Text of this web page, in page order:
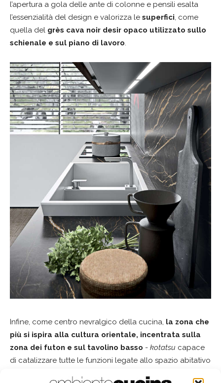
l’apertura a gola delle ante di colonne e pensili esalta
l’essenzialità del design e valorizza le superfici, come
quella del grès cava noir desir opaco utilizzato sullo
schienale e sul piano di lavoro.
Infine, come centro nevralgico della cucina, la zona che
più si ispira alla cultura orientale, incentrata sulla
zona dei futon e sul tavolino basso - kotatsu capace
di catalizzare tutte le funzioni legate allo spazio abitativo